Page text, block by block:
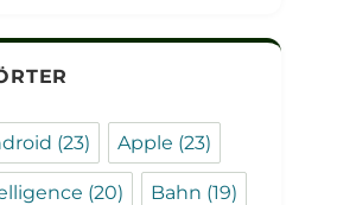
(23) Apple (23)
(20) Bahn (19)